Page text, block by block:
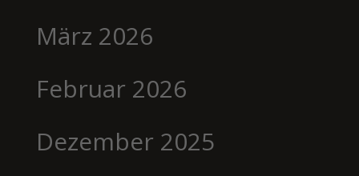
März 2026
Februar 2026
Dezember 2025